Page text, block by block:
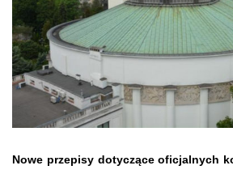
Nowe przepisy dotyczące oficjalnych